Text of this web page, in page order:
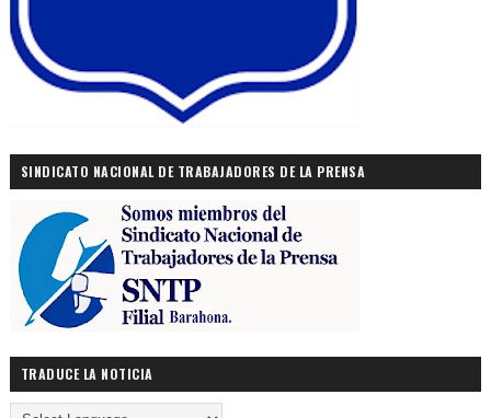
SINDICATO NACIONAL DE TRABAJADORES DE LA PRENSA
TRADUCE LA NOTICIA